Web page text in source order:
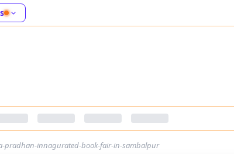
pradhan-innagurated-book-fair-in-sambalpur